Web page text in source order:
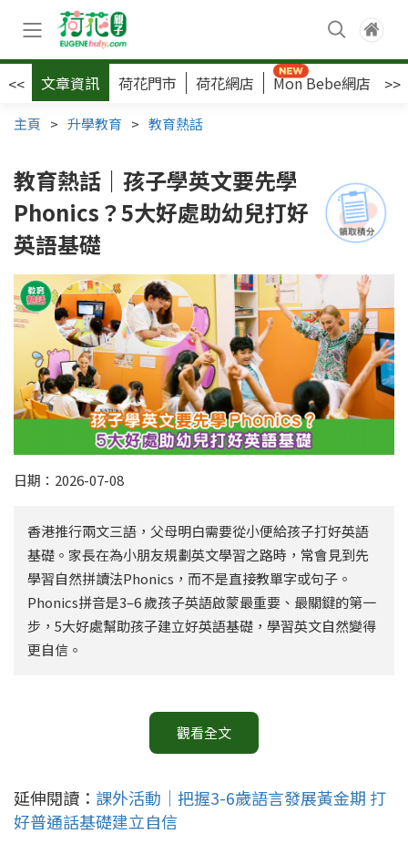
<< 文章資訊 荷花門市 荷花網店 Mon Bebe網店 >>
主頁 > 升學教育 > 教育熱話
教育熱話｜孩子學英文要先學
Phonics？5大好處助幼兒打好
英語基礎
日期：2026-07-08
香港推行兩文三語，父母明白需要從小便給孩子打好英語
基礎。家長在為小朋友規劃英文學習之路時，常會見到先
學習自然拼讀法Phonics，而不是直接教單字或句子。
Phonics拼音是3–6 歲孩子英語啟蒙最重要、最關鍵的第一
步，5大好處幫助孩子建立好英語基礎，學習英文自然變得
更自信。
觀看全文
延伸閱讀： 課外活動｜把握3-6歲語言發展黃金期 打
好普通話基礎建立自信